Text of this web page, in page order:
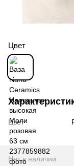
Цвет
Цвет
Нет в наличии